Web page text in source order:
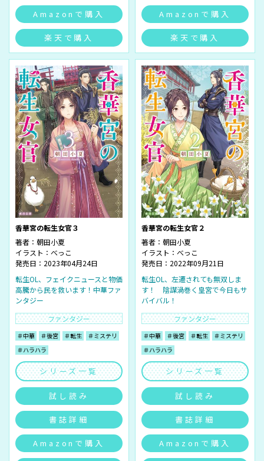
Amazonで購入
楽天で購入
Amazonで購入
楽天で購入
香華宮の転生女官３
著者： 朝田小夏
イラスト： べっこ
発売日：2023年04月24日
転生OL、フェイクニュースと物価
高騰から民を救います！中華ファ
ンタジー
ファンタジー
＃中華 ＃後宮 ＃転生
＃ミステリ
＃ハラハラ
シリーズ一覧
試し読み
書誌詳細
Amazonで購入
香華宮の転生女官２
著者： 朝田小夏
イラスト： べっこ
発売日：2022年09月21日
転生OL、左遷されても無双しま
す！ 陰謀渦巻く皇宮で今日もサ
バイバル！
ファンタジー
＃中華 ＃後宮 ＃転生
＃ミステリ
＃ハラハラ
シリーズ一覧
試し読み
書誌詳細
Amazonで購入